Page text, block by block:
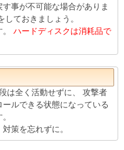
事が不可能な場合がありま
ておきましょう。
ハードディスクは消耗品で
は全く活動せずに、 攻撃者
ルできる状態になっている
策を忘れずに。